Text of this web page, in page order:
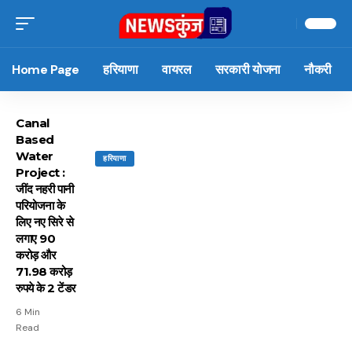
Home Page हरियाणा वायरल सरकारी योजना नौकरी
हरियाणा
Canal
Based
Water
Project :
जींद नहरी पानी
परियोजना के
लिए नए सिरे से
लगाए 90
करोड़ और
71.98 करोड़
रुपये के 2 टेंडर
6 Min
Read